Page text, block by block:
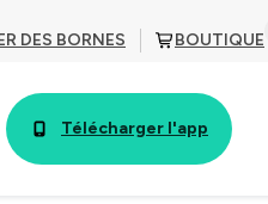
DES BORNES BOUTIQUE
Télécharger l'app